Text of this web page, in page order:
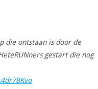
die ontstaan is door de
gestart die nog